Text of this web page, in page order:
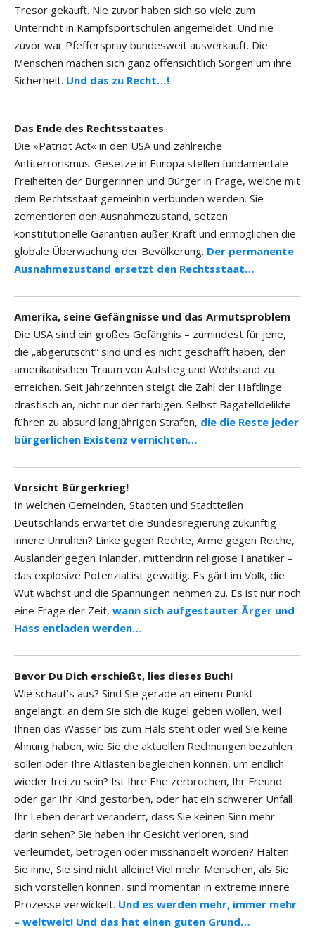
Tresor gekauft. Nie zuvor haben sich so viele zum
Unterricht in Kampfsportschulen angemeldet. Und nie
zuvor war Pfefferspray bundesweit ausverkauft. Die
Menschen machen sich ganz offensichtlich Sorgen um ihre
Sicherheit. Und das zu Recht…!
Das Ende des Rechtsstaates
Die »Patriot Act« in den USA und zahlreiche
Antiterrorismus-Gesetze in Europa stellen fundamentale
Freiheiten der Bürgerinnen und Bürger in Frage, welche mit
dem Rechtsstaat gemeinhin verbunden werden. Sie
zementieren den Ausnahmezustand, setzen
konstitutionelle Garantien außer Kraft und ermöglichen die
globale Überwachung der Bevölkerung. Der permanente
Ausnahmezustand ersetzt den Rechtsstaat…
Amerika, seine Gefängnisse und das Armutsproblem
Die USA sind ein großes Gefängnis – zumindest für jene,
die „abgerutscht“ sind und es nicht geschafft haben, den
amerikanischen Traum von Aufstieg und Wohlstand zu
erreichen. Seit Jahrzehnten steigt die Zahl der Häftlinge
drastisch an, nicht nur der farbigen. Selbst Bagatelldelikte
führen zu absurd langjährigen Strafen, die die Reste jeder
bürgerlichen Existenz vernichten…
Vorsicht Bürgerkrieg!
In welchen Gemeinden, Städten und Stadtteilen
Deutschlands erwartet die Bundesregierung zukünftig
innere Unruhen? Linke gegen Rechte, Arme gegen Reiche,
Ausländer gegen Inländer, mittendrin religiöse Fanatiker –
das explosive Potenzial ist gewaltig. Es gärt im Volk, die
Wut wächst und die Spannungen nehmen zu. Es ist nur noch
eine Frage der Zeit, wann sich aufgestauter Ärger und
Hass entladen werden…
Bevor Du Dich erschießt, lies dieses Buch!
Wie schaut’s aus? Sind Sie gerade an einem Punkt
angelangt, an dem Sie sich die Kugel geben wollen, weil
Ihnen das Wasser bis zum Hals steht oder weil Sie keine
Ahnung haben, wie Sie die aktuellen Rechnungen bezahlen
sollen oder Ihre Altlasten begleichen können, um endlich
wieder frei zu sein? Ist Ihre Ehe zerbrochen, Ihr Freund
oder gar Ihr Kind gestorben, oder hat ein schwerer Unfall
Ihr Leben derart verändert, dass Sie keinen Sinn mehr
darin sehen? Sie haben Ihr Gesicht verloren, sind
verleumdet, betrogen oder misshandelt worden? Halten
Sie inne, Sie sind nicht alleine! Viel mehr Menschen, als Sie
sich vorstellen können, sind momentan in extreme innere
Prozesse verwickelt. Und es werden mehr, immer mehr
– weltweit! Und das hat einen guten Grund…